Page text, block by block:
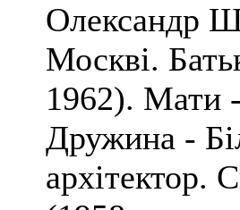
Олександр
Москві.
1962). Мати
Дружина -